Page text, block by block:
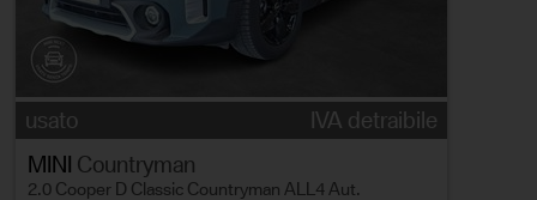
usato
IVA detraibile
MINI Countryman
2.0 Cooper D Classic Countryman ALL4 Aut.